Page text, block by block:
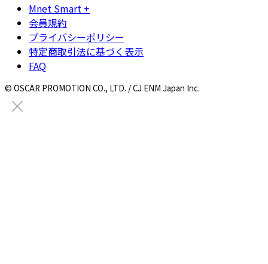
Mnet Smart +
会員規約
プライバシーポリシー
特定商取引法に基づく表示
FAQ
© OSCAR PROMOTION CO., LTD. / CJ ENM Japan Inc.